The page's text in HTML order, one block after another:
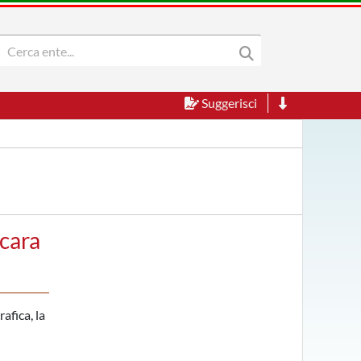
Suggerisci
la